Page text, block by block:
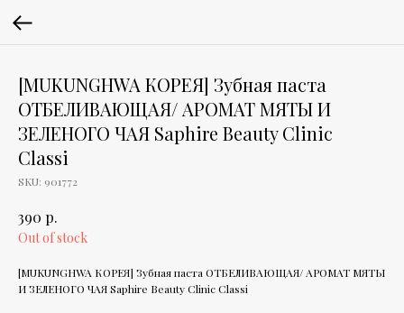
[MUKUNGHWA КОРЕЯ] Зубная паста
ОТБЕЛИВАЮЩАЯ/ АРОМАТ МЯТЫ И
ЗЕЛЕНОГО ЧАЯ Saphire Beauty Clinic
Classi
SKU: 901772
390 р.
Out of stock
[MUKUNGHWA КОРЕЯ] Зубная паста ОТБЕЛИВАЮЩАЯ/ АРОМАТ МЯТЫ
И ЗЕЛЕНОГО ЧАЯ Saphire Beauty Clinic Classi